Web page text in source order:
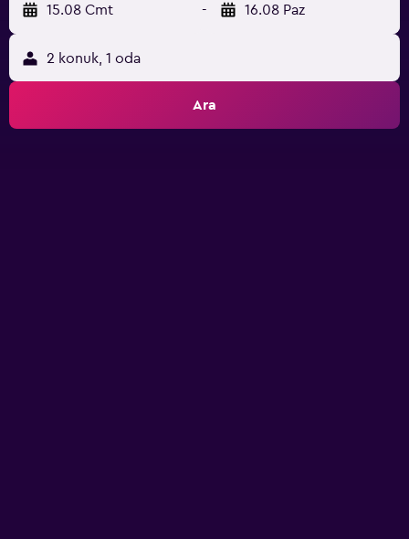
15.08 Cmt - 16.08 Paz
2 konuk, 1 oda
Ara